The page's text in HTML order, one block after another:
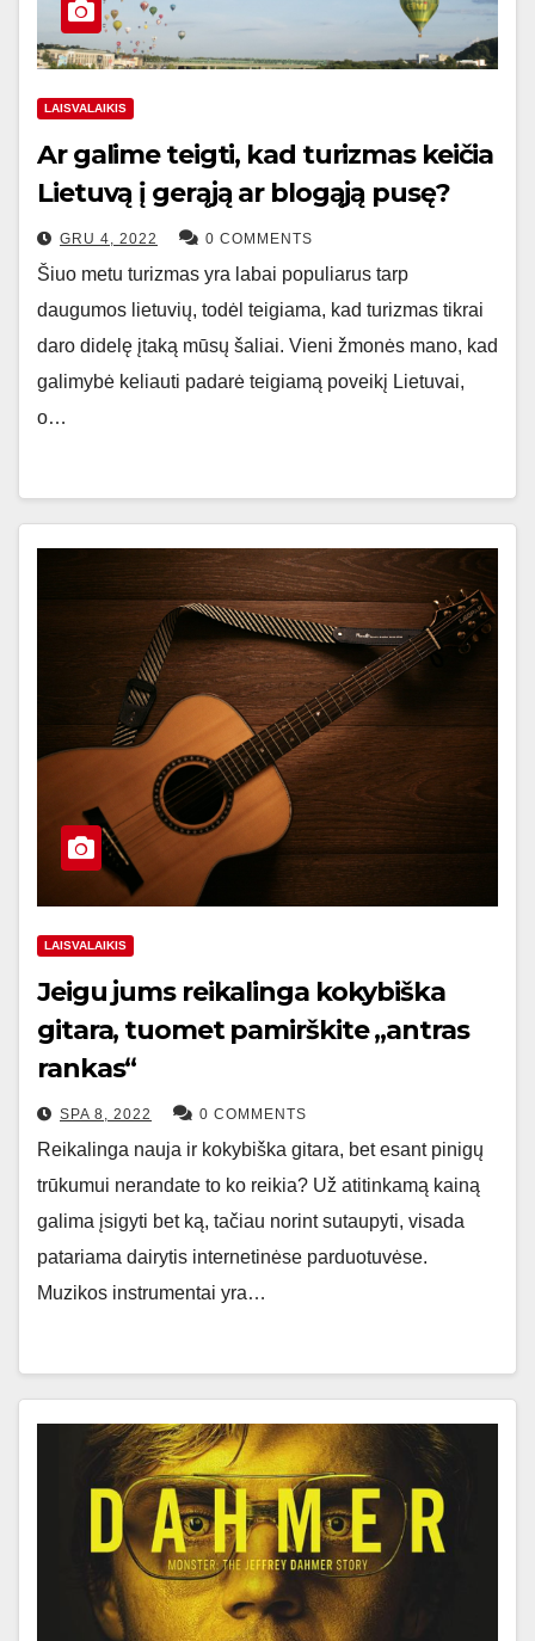
LAISVALAIKIS
Ar galime teigti, kad turizmas keičia
Lietuvą į gerąją ar blogąją pusę?
GRU 4, 2022 0 COMMENTS
Šiuo metu turizmas yra labai populiarus tarp
daugumos lietuvių, todėl teigiama, kad turizmas tikrai
daro didelę įtaką mūsų šaliai. Vieni žmonės mano, kad
galimybė keliauti padarė teigiamą poveikį Lietuvai,
o…
LAISVALAIKIS
Jeigu jums reikalinga kokybiška
gitara, tuomet pamirškite „antras
rankas“
SPA 8, 2022 0 COMMENTS
Reikalinga nauja ir kokybiška gitara, bet esant pinigų
trūkumui nerandate to ko reikia? Už atitinkamą kainą
galima įsigyti bet ką, tačiau norint sutaupyti, visada
patariama dairytis internetinėse parduotuvėse.
Muzikos instrumentai yra…